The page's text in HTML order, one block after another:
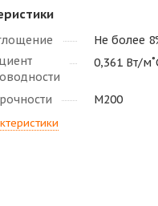
Не более
0,361 Вт/
М200